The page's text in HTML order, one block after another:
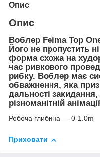
Опис
Опис
Воблер Feima Top
Його не пропустить
форма схожа на
час ривкового
рибку. Воблер має
обважнення, яка
дальності
різноманітній
Робоча глибина — 0-1.0m
Приховати